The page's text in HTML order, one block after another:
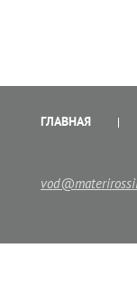
ГЛАВНАЯ